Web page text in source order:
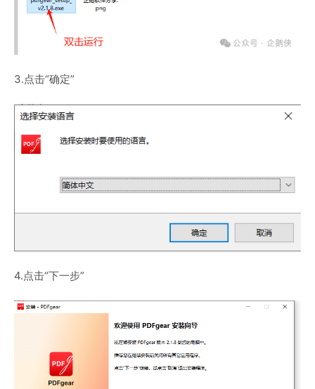
3.点击“确定”
4.点击“下一步”